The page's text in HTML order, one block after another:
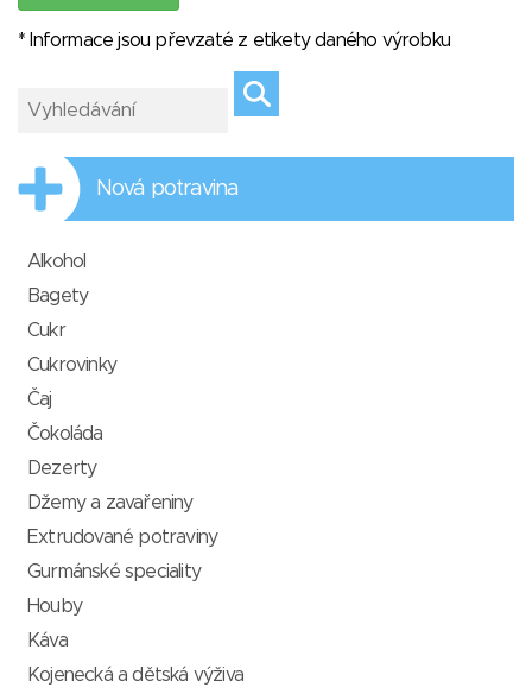
* Informace jsou převzaté z etikety daného výrobku
Nová potravina
Alkohol
Bagety
Cukr
Cukrovinky
Čaj
Čokoláda
Dezerty
Džemy a zavařeniny
Extrudované potraviny
Gurmánské speciality
Houby
Káva
Kojenecká a dětská výživa